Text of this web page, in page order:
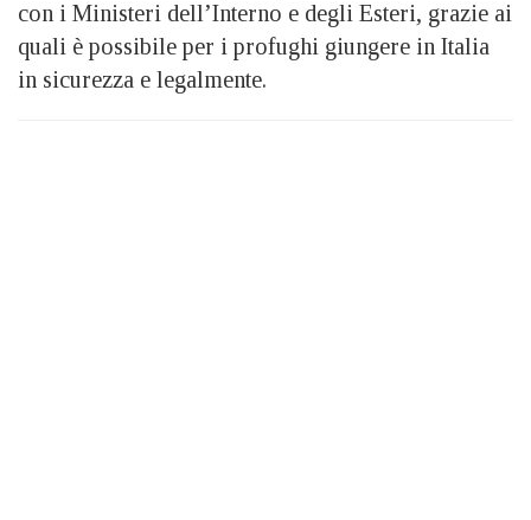
con i Ministeri dell’Interno e degli Esteri, grazie ai
quali è possibile per i profughi giungere in Italia
in sicurezza e legalmente.